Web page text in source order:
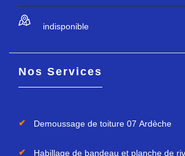
indisponible
Nos Services
Demoussage de toiture 07 Ardèche
Habillage de bandeau et planche de